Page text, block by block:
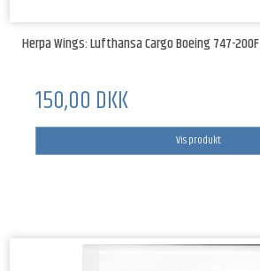
Herpa Wings: Lufthansa Cargo Boeing 747-200F
150,00 DKK
Vis produkt